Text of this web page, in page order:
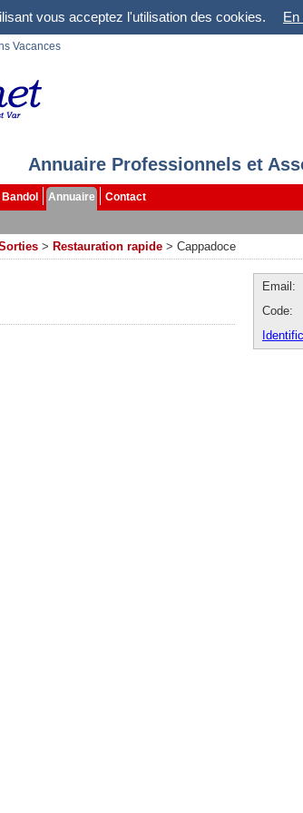
vous acceptez l'utilisation des cookies. En
Vacances
Annuaire Professionnels et
Bandol Annuaire
Contact
> Restauration rapide > Cappadoce
Email:
Code: